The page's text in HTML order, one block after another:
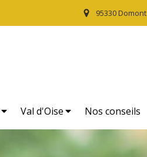
95330 Domont
Val d'Oise Nos conseils